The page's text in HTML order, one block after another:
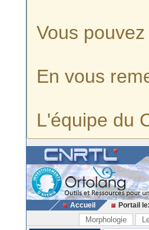
Vous
En vous
L'équipe du
Accueil Portail
Morphologie